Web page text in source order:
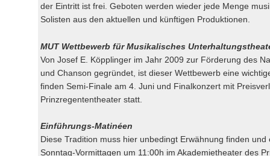
der Eintritt ist frei. Geboten werden wieder jede Menge
Solisten aus den aktuellen und künftigen Produktionen.
MUT Wettbewerb für Musikalisches
Von Josef E. Köpplinger im Jahr 2009 zur Förderung des
und Chanson gegründet, ist dieser Wettbewerb eine
finden Semi-Finale am 4. Juni und Finalkonzert mit
Prinzregententheater statt.
Einführungs-Matinéen
Diese Tradition muss hier unbedingt Erwähnung finden
Sonntag-Vormittagen um 11:00h im Akademietheater des